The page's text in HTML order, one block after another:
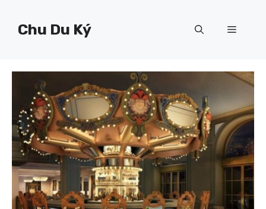
Chu Du Ký Menu